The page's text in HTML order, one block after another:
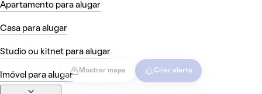
Mostrar mapa Criar alerta
Apartamento para alugar
Casa para alugar
Studio ou kitnet para alugar
Imóvel para alugar